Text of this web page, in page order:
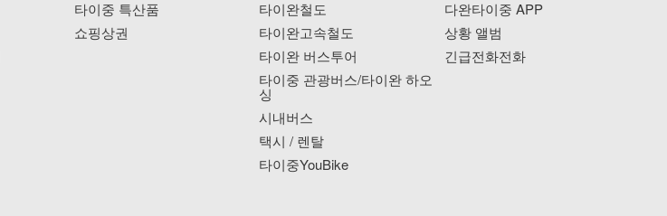
타이중 특산품
쇼핑상권
타이완철도
타이완고속철도
타이완 버스투어
타이중 관광버스/타이완 하오
싱
시내버스
택시 / 렌탈
타이중YouBike
다완타이중 APP
상황 앨범
긴급전화전화